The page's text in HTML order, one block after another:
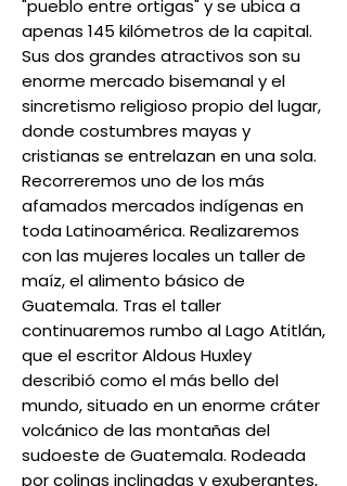
"pueblo entre ortigas" y se ubica a
apenas 145 kilómetros de la capital.
Sus dos grandes atractivos son su
enorme mercado bisemanal y el
sincretismo religioso propio del lugar,
donde costumbres mayas y
cristianas se entrelazan en una sola.
Recorreremos uno de los más
afamados mercados indígenas en
toda Latinoamérica. Realizaremos
con las mujeres locales un taller de
maíz, el alimento básico de
Guatemala. Tras el taller
continuaremos rumbo al Lago Atitlán,
que el escritor Aldous Huxley
describió como el más bello del
mundo, situado en un enorme cráter
volcánico de las montañas del
sudoeste de Guatemala. Rodeada
por colinas inclinadas y exuberantes,